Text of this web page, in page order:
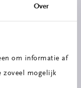
Over
om informatie af
zoveel mogelijk
education: the
and a strong
education